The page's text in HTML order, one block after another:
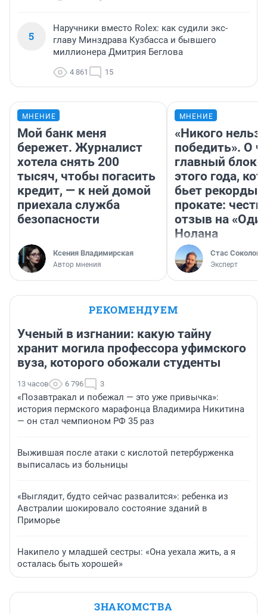
5
Наручники вместо Rolex: как судили экс-
главу Минздрава Кузбасса и бывшего
миллионера Дмитрия Беглова
4 861 15
МНЕНИЕ
Мой банк меня
бережет. Журналист
хотела снять 200
тысяч, чтобы погасить
кредит, — к ней домой
приехала служба
безопасности
Ксения Владимирская
Автор мнения
МНЕНИЕ
«Никого нельзя
победить». О
главный
этого года,
бьет рекорды в
прокате:
отзыв на
Нолана
Стас Соколов
Эксперт
РЕКОМЕНДУЕМ
Ученый в изгнании: какую тайну
хранит могила профессора уфимского
вуза, которого обожали студенты
13 часов 6 796 3
«Позавтракал и побежал — это уже привычка»:
история пермского марафонца Владимира Никитина
— он стал чемпионом РФ 35 раз
Выжившая после атаки с кислотой петербурженка
выписалась из больницы
«Выглядит, будто сейчас развалится»: ребенка из
Австралии шокировало состояние зданий в
Приморье
Накипело у младшей сестры: «Она уехала жить, а я
осталась быть хорошей»
ЗНАКОМСТВА